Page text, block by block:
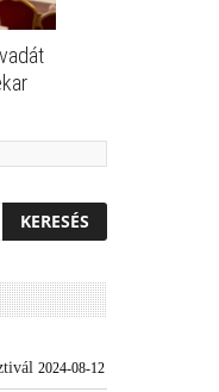
2024-08-12